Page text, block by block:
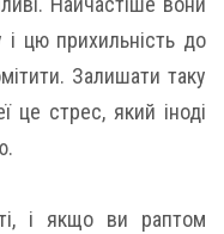
цю прихильність до
Залишати таку
це стрес, який іноді
і якщо ви раптом